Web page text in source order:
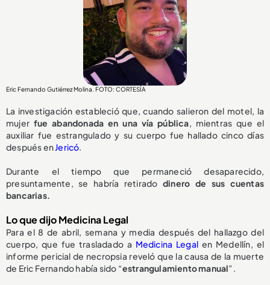
Eric Fernando Gutiérrez Molina. FOTO: CORTESÍA
La investigación estableció que, cuando salieron del motel, la
mujer fue abandonada en una vía pública, mientras que el
auxiliar fue estrangulado y su cuerpo fue hallado cinco días
después enJericó.
Durante el tiempo que permaneció desaparecido,
presuntamente, se habría retirado dinero de sus cuentas
bancarias.
Lo que dijo Medicina Legal
Para el 8 de abril, semana y media después del hallazgo del
cuerpo, que fue trasladado a Medicina Legal en Medellín, el
informe pericial de necropsia reveló que la causa de la muerte
de Eric Fernando había sido “estrangulamiento manual”.